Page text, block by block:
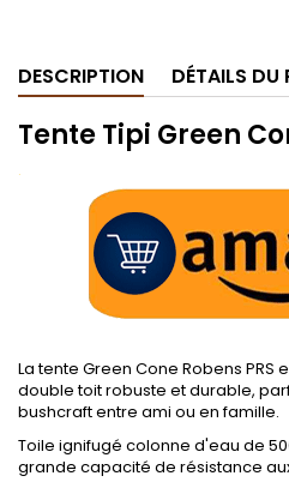
DESCRIPTION DÉTAILS DU
Tente Tipi Green
.
La tente Green Cone Robens
double toit robuste et durable,
bushcraft entre ami ou en famille.
Toile ignifugé colonne d'eau de
grande capacité de résistance